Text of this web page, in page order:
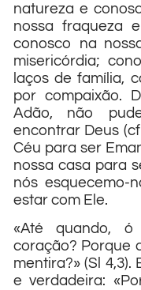
natureza e
nossa fraqueza
conosco na
misericórdia;
laços de família,
por compaixão.
Adão, não
encontrar Deus
Céu para ser
nossa casa para
nós
estar com Ele.
«Até quando,
coração? Porque
mentira?» (Sl
e verdadeira: